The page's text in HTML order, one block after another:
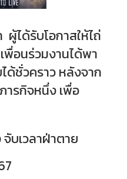
ผู้ได้รับโอกาสให้ไถ่
พื่อนร่วมงานได้พา
ด้ชั่วคราว หลังจาก
ารกิจหนึ่ง เพื่อ
บเวลาฝ่าตาย